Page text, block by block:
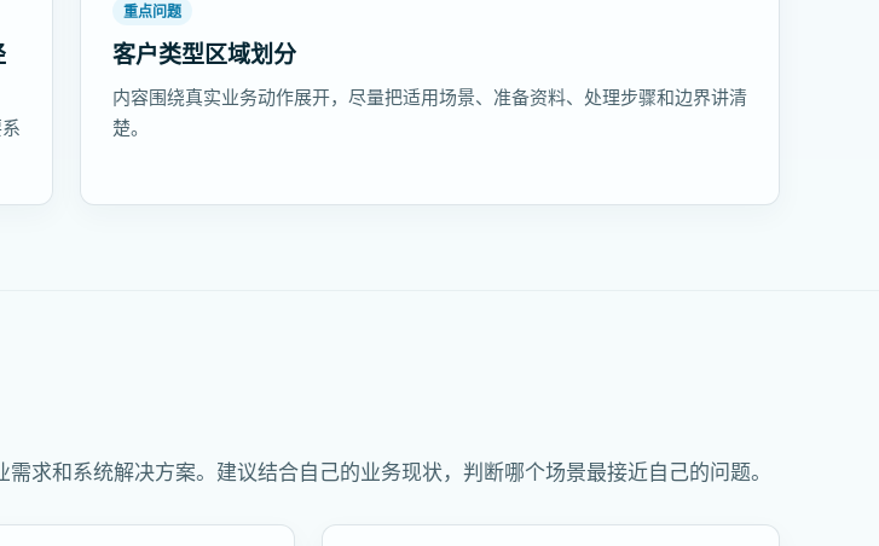
重点问题
客户类型区域划分
内容围绕真实业务动作展开，尽量把适用场景、准备资料、处理步骤和边界讲清
楚。
求和系统解决方案。建议结合自己的业务现状，判断哪个场景最接近自己的问题。